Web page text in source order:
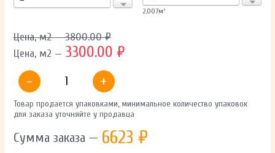
2.007м²
Цена, м2 — 3800.00 ₽
Цена, м2 — 3300.00 ₽
-
+
Товар продается упаковками, минимальное количество упаковок
для заказа уточняйте у продавца
Сумма заказа — 6623 ₽